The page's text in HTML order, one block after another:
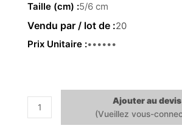
Taille (cm) 5/6 cm
20
Prix Unitaire 0.91 €
quantité
de
Ajouter au devis